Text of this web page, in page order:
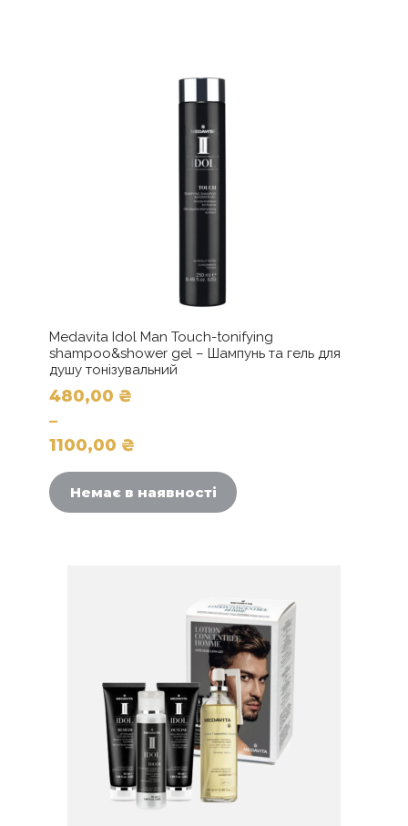
Medavita Idol Man Touch-tonifying
shampoo&shower gel – Шампунь та гель для
душу тонізувальний
480,00 ₴
–
1100,00 ₴
Діапазон
цін:
від
Немає в наявності
вибрати
на
сторінці
товару